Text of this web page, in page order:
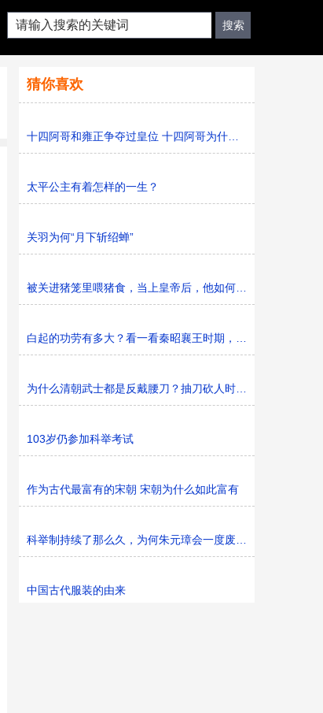
猜你喜欢
十四阿哥和雍正争夺过皇位 十四阿哥为什么还能活到乾隆二
太平公主有着怎样的一生？
关羽为何“月下斩绍蝉”
被关进猪笼里喂猪食，当上皇帝后，他如何对待当初关他的
白起的功劳有多大？看一看秦昭襄王时期，秦国版图的变化
为什么清朝武士都是反戴腰刀？抽刀砍人时不麻烦吗？
103岁仍参加科举考试
作为古代最富有的宋朝 宋朝为什么如此富有
科举制持续了那么久，为何朱元璋会一度废弃呢？
中国古代服装的由来